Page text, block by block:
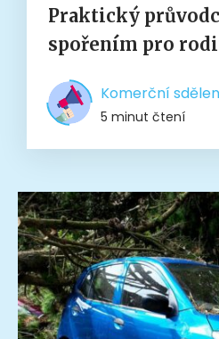
Praktický
spořením pro
Komerční
5 minut čtení